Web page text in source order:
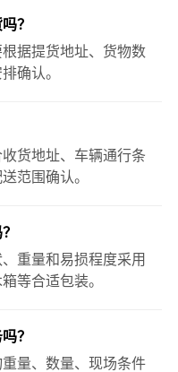
？
据提货地址、货物数
确认。
货地址、车辆通行条
范围确认。
重量和易损程度采用
等合适包装。
？
量、数量、现场条件